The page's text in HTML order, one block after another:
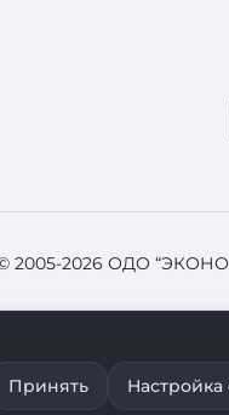
2005-2026 ОДО
Брестский
cookie
Принять